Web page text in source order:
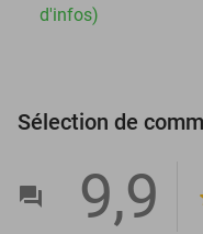
d'infos)
Sélection de
9,9